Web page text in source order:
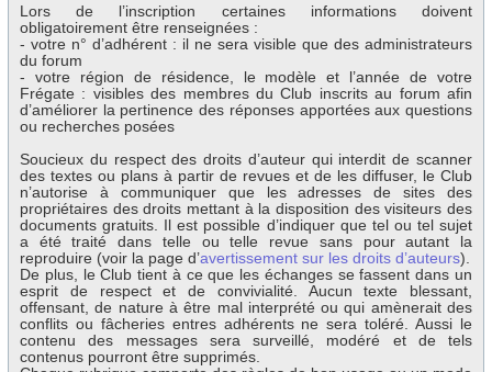
Lors de l’inscription certaines informations doivent
obligatoirement être renseignées :
- votre n° d’adhérent : il ne sera visible que des administrateurs
du forum
- votre région de résidence, le modèle et l’année de votre
Frégate : visibles des membres du Club inscrits au forum afin
d’améliorer la pertinence des réponses apportées aux questions
ou recherches posées
Soucieux du respect des droits d’auteur qui interdit de scanner
des textes ou plans à partir de revues et de les diffuser, le Club
n’autorise à communiquer que les adresses de sites des
propriétaires des droits mettant à la disposition des visiteurs des
documents gratuits. Il est possible d’indiquer que tel ou tel sujet
a été traité dans telle ou telle revue sans pour autant la
reproduire (voir la page d’avertissement sur les droits d’auteurs).
De plus, le Club tient à ce que les échanges se fassent dans un
esprit de respect et de convivialité. Aucun texte blessant,
offensant, de nature à être mal interprété ou qui amènerait des
conflits ou fâcheries entres adhérents ne sera toléré. Aussi le
contenu des messages sera surveillé, modéré et de tels
contenus pourront être supprimés.